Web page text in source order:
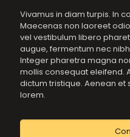
Vivamus in diam turpis. In
Maecenas non laoreet
vel vestibulum libero
augue, fermentum nec
Integer pharetra magna
mollis consequat eleifend.
dictum tristique. Aenean et
lorem.